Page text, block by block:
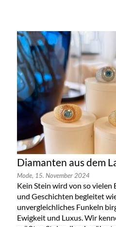
Diamanten aus dem
Mode, 15. November 2024
Kein Stein wird von so vielen
und Geschichten begleitet
unvergleichliches Funkeln
Ewigkeit und Luxus. Wir